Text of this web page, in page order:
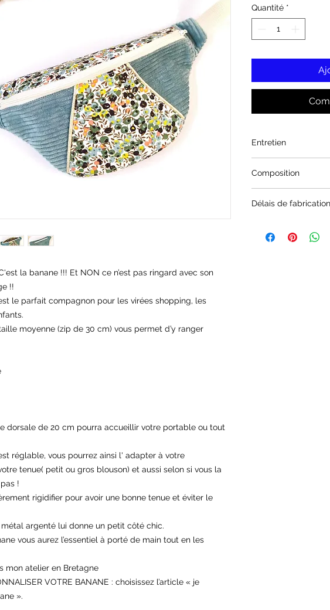
la banane !!! Et NON ce n’est pas ringard avec son
!!
le parfait compagnon pour les virées shopping, les
moyenne (zip de 30 cm) vous permet d’y ranger
dorsale de 20 cm pourra accueillir votre portable ou tout
réglable, vous pourrez ainsi l' adapter à votre
tenue( petit ou gros blouson) et aussi selon si vous la
!
rigidifier pour avoir une bonne tenue et éviter le
argenté lui donne un petit côté chic.
vous aurez l’essentiel à porté de main tout en les
mon atelier en Bretagne
VOTRE BANANE : choisissez l’article « je
».
Quantité *
Entretien
Composition
Velours côtelé vert
Délais de fabrication